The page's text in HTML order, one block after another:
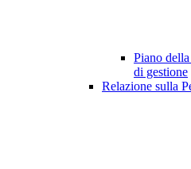
Piano
di gestione
Relazione sulla